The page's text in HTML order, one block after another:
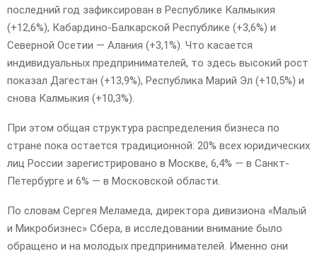
последний год зафиксирован в Республике Калмыкия
(+12,6%), Кабардино-Балкарской Республике (+3,6%) и
Северной Осетии — Алания (+3,1%). Что касается
индивидуальных предпринимателей, то здесь высокий рост
показал Дагестан (+13,9%), Республика Марий Эл (+10,5%) и
снова Калмыкия (+10,3%).
При этом общая структура распределения бизнеса по
стране пока остается традиционной: 20% всех юридических
лиц России зарегистрировано в Москве, 6,4% — в Санкт-
Петербурге и 6% — в Московской области.
По словам Сергея Меламеда, директора дивизиона «Малый
и Микробизнес» Сбера, в исследовании внимание было
обращено и на молодых предпринимателей. Именно они